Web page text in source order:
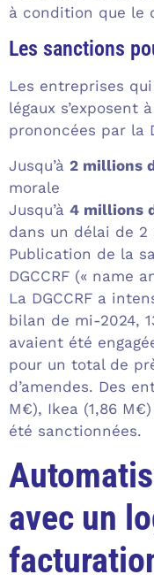
à condition que le
Les sanctions
Les entreprises
légaux s’exposent
prononcées par la
Jusqu’à 2 millions
morale
Jusqu’à 4 millions
dans un délai de 2
Publication de la
DGCCRF (« name
La DGCCRF a
bilan de mi-2024,
avaient été
pour un total de
d’amendes. Des
M€), Ikea (1,86
été sanctionnées.
avec un